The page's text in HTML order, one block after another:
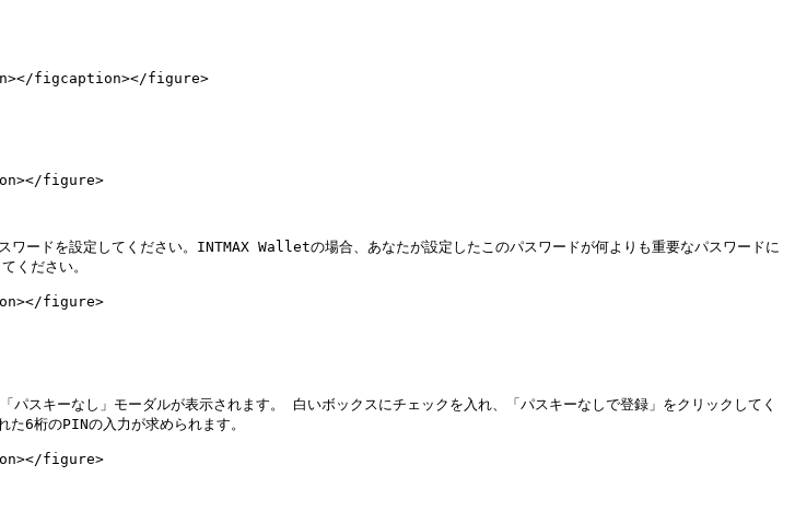
figcaption></figure>
figure>
ドを設定してください。INTMAX Walletの場合、あなたが設定したこのパスワードが何よりも重要なパスワードに
ください。
figure>
スキーなし」モーダルが表示されます。 白いボックスにチェックを入れ、「パスキーなしで登録」をクリックしてく
6桁のPINの入力が求められます。
figure>